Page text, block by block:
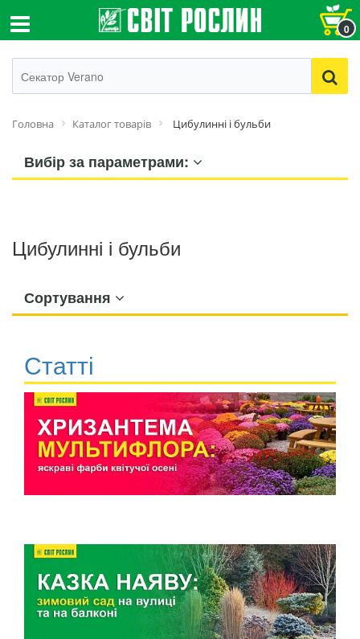
0
Головна Каталог товарів Цибулинні і бульби
Вибір за параметрами:
Цибулинні і бульби
Сортування
Статті